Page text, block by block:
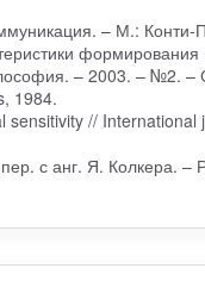
– М.: Конти-
формирования
– 2003. – №2. –
1984.
//
с анг. Я. Колкера. –